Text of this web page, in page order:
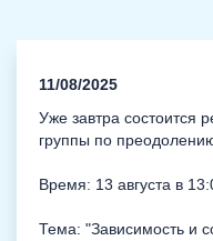
11/08/2025
Уже завтра состоится
группы по
Время: 13 августа в
Тема: "Зависимость и